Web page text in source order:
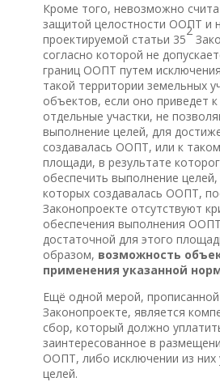
Кроме того, невозможно
защитой целостности ООПТ и
проектируемой статьи 35
2
согласно которой не
границ ООПТ путем
такой территории земельных
объектов, если оно приведет
отдельные участки, не
выполнение целей, для
создавалась ООПТ, или к
площади, в результате
обеспечить выполнение
которых создавалась ООПТ,
Законопроекте отсутствуют
обеспечения выполнения
достаточной для этого
образом, возможность
применения указанной
Ещё одной мерой,
Законопроекте, является
сбор, который должно
заинтересованное в
ООПТ, либо исключении из них
целей.